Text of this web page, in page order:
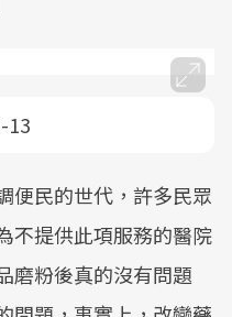
13
便民的世代，許多民眾
不提供此項服務的醫院
磨粉後真的沒有問題